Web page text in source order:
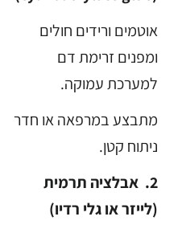
אוטמים ורידים חולים
ומפנים זרימת דם
למערכת עמוקה.
מתבצע במרפאה או חדר
ניתוח קטן.
2. אבלציה תרמית
(לייזר או גלי רדיו)